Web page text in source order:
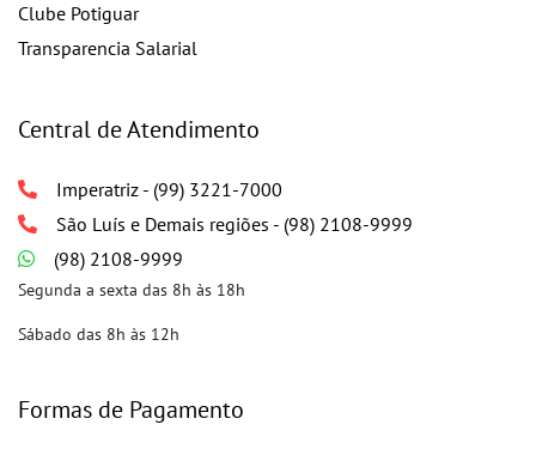
Clube Potiguar
Transparencia Salarial
Central de Atendimento
Imperatriz - (99) 3221-7000
São Luís e Demais regiões - (98) 2108-9999
(98) 2108-9999
Segunda a sexta das 8h às 18h
Sábado das 8h às 12h
Formas de Pagamento